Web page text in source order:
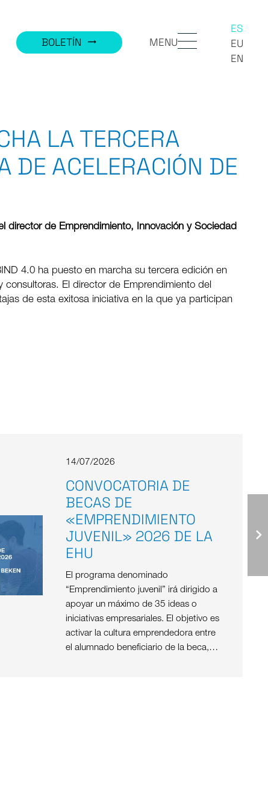
BOLETÍN trending_flat MENU
ES
EU
EN
LA TERCERA
DE ACELERACIÓN DE
director de Emprendimiento, Innovación y Sociedad
4.0 ha puesto en marcha su tercera edición en
El director de Emprendimiento del
de esta exitosa iniciativa en la que ya participan
14/07/2026
CONVOCATORIA DE
BECAS DE
«EMPRENDIMIENTO
JUVENIL» 2026 DE LA
EHU
El programa denominado
“Emprendimiento juvenil” irá dirigido a
apoyar un máximo de 35 ideas o
iniciativas empresariales. El objetivo es
activar la cultura emprendedora entre
el alumnado beneficiario de la beca,…